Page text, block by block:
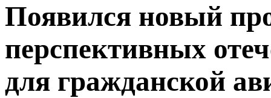
Появился новый
перспективных
для гражданской